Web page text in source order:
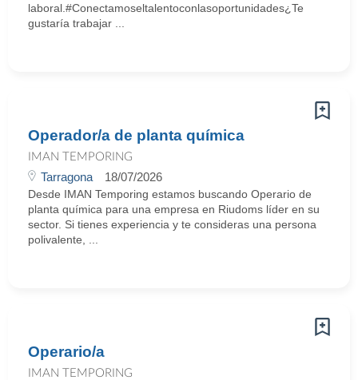
laboral.#Conectamoseltalentoconlasoportunidades¿Te
gustaría trabajar ...
Operador/a de planta química
IMAN TEMPORING
Tarragona 18/07/2026
Desde IMAN Temporing estamos buscando Operario de
planta química para una empresa en Riudoms líder en su
sector. Si tienes experiencia y te consideras una persona
polivalente, ...
Operario/a
IMAN TEMPORING